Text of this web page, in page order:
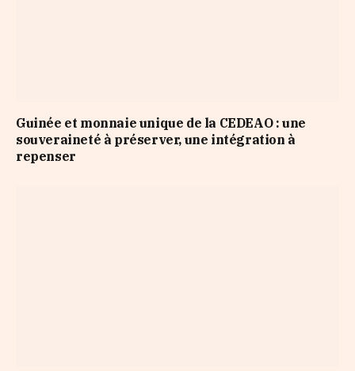
Guinée et monnaie unique de la CEDEAO : une
souveraineté à préserver, une intégration à
repenser